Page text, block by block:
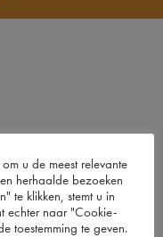
u de meest relevante
herhaalde bezoeken
te klikken, stemt u in
echter naar "Cookie-
toestemming te geven.